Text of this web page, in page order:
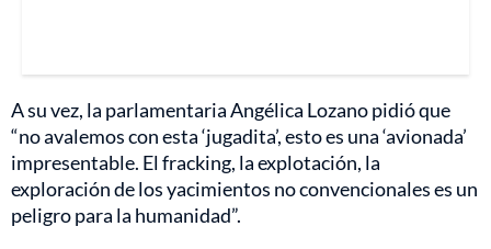
A su vez, la parlamentaria Angélica Lozano pidió que
“no avalemos con esta ‘jugadita’, esto es una ‘avionada’
impresentable. El fracking, la explotación, la
exploración de los yacimientos no convencionales es un
peligro para la humanidad”.